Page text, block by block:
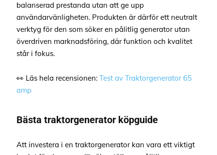
balanserad prestanda utan att ge upp
användarvänligheten. Produkten är därför ett neutralt
verktyg för den som söker en pålitlig generator utan
överdriven marknadsföring, där funktion och kvalitet
står i fokus.
👀 Läs hela recensionen: Test av Traktorgenerator 65
amp
Bästa traktorgenerator köpguide
Att investera i en traktorgenerator kan vara ett viktigt